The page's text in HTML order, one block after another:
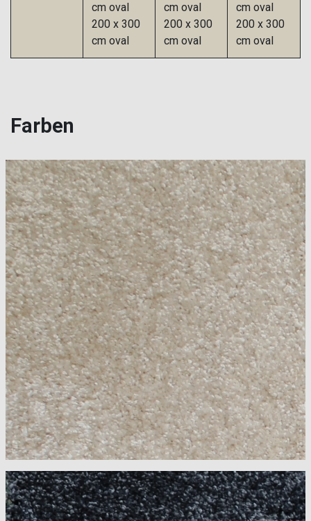
cm oval
200 x 300
cm oval
cm oval
200 x 300
cm oval
cm oval
200 x 300
cm oval
Farben